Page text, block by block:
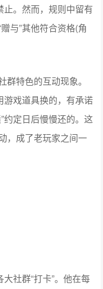
止。然而，规则中留有
与”其他符合资格(角
特色的互动现象。
戏道具换的，有承诺
约定日后慢慢还的。这
，成了老玩家之间一
社群“打卡”。他在每